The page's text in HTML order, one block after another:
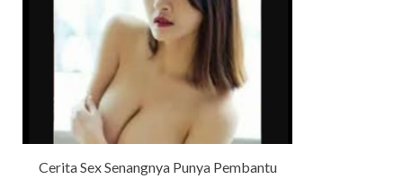
Cerita Sex Senangnya Punya Pembantu